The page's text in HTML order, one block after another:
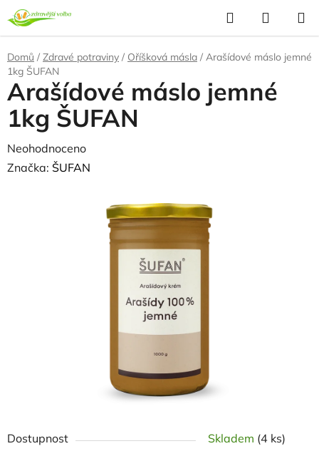
Přejít
na
obsah
Hledat
KOŠÍK
Domů / Zdravé potraviny / Oříšková másla / Arašídové máslo jemné
1kg ŠUFAN
Dostupnost Skladem (4 ks)
Arašídové máslo jemné
1kg ŠUFAN
Průměrné
hodnocení
Neohodnoceno
Značka: ŠUFAN